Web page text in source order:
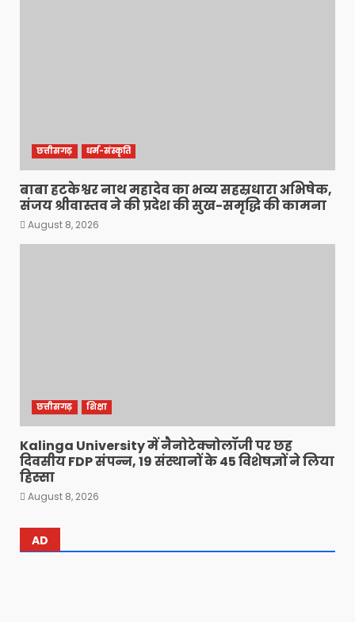
छत्तीसगढ़ धर्म-संस्कृति
बाबा हटकेश्वर नाथ महादेव का भव्य सहस्रधारा अभिषेक,
संजय श्रीवास्तव ने की प्रदेश की सुख-समृद्धि की कामना
August 8, 2026
छत्तीसगढ़ शिक्षा
Kalinga University में नैनोटेक्नोलॉजी पर छह
दिवसीय FDP संपन्न, 19 संस्थानों के 45 विशेषज्ञों ने लिया
हिस्सा
August 8, 2026
AD